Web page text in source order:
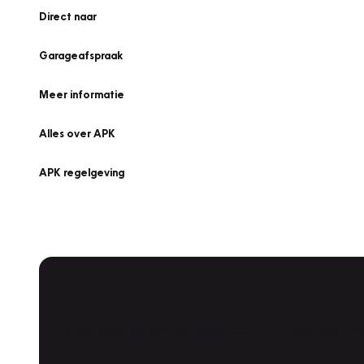
Direct naar
Garageafspraak
Meer informatie
Alles over APK
APK regelgeving